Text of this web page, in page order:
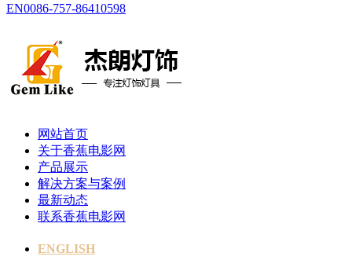
EN0086-757-86410598
网站首页
关于香蕉电影网
产品展示
解决方案与案例
最新动态
联系香蕉电影网
ENGLISH